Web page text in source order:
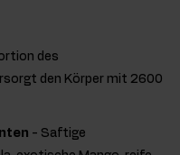
des
den Körper mit 2600
- Saftige